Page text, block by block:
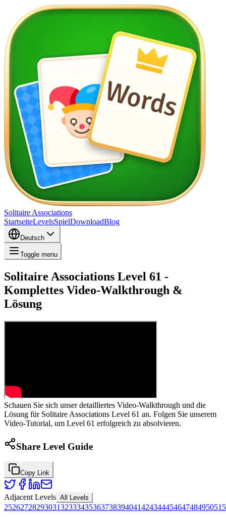
Solitaire Associations
StartseiteLevelsSpielDownloadBlog
Deutsch
Toggle menu
Solitaire Associations Level 61 -
Komplettes Video-Walkthrough &
Lösung
Schauen Sie sich unser detailliertes Video-Walkthrough und die
Lösung für Solitaire Associations Level 61 an. Folgen Sie unserem
Video-Tutorial, um Level 61 erfolgreich zu absolvieren.
Share Level Guide
Copy Link
Adjacent Levels All Levels
252627282930313233343536373839404142434445464748495051